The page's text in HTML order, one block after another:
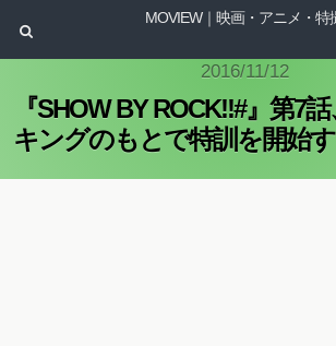
MOVIEW｜映画・アニメ・特
2016/11/12
『SHOW BY ROCK!!#』第7
キングのもとで特訓を開始